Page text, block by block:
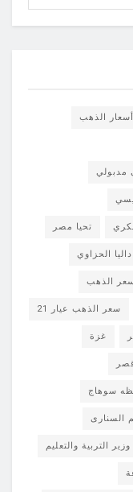
أسعار الذهب
مدبولي
تحيا مصر
داليا الحزاوي
الذهب
سعر الذهب عيار 21
غزة
سوهاج
السنارى
وزير التربية والتعليم